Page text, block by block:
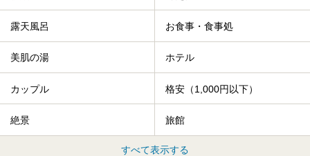
露天風呂 お食事・食事処
美肌の湯 ホテル
カップル 格安（1,000円以下）
絶景 旅館
すべて表示する